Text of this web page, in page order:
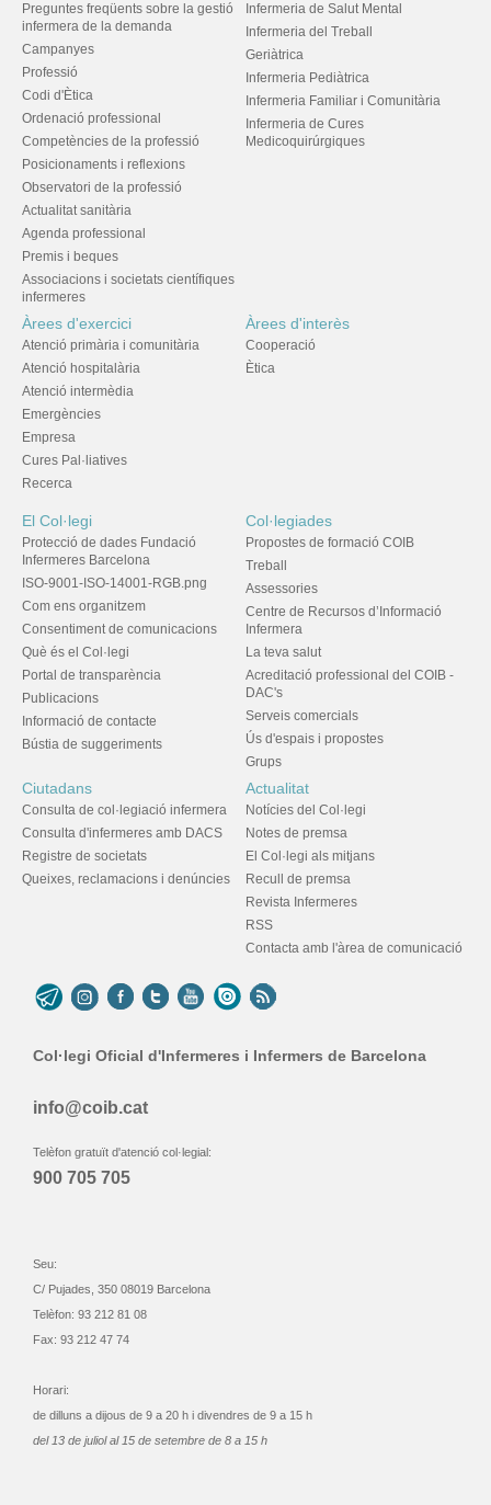
Preguntes freqüents sobre la gestió
infermera de la demanda
Campanyes
Professió
Codi d'Ètica
Ordenació professional
Competències de la professió
Posicionaments i reflexions
Observatori de la professió
Actualitat sanitària
Agenda professional
Premis i beques
Associacions i societats científiques
infermeres
Infermeria de Salut Mental
Infermeria del Treball
Geriàtrica
Infermeria Pediàtrica
Infermeria Familiar i Comunitària
Infermeria de Cures
Medicoquirúrgiques
Àrees d'exercici
Atenció primària i comunitària
Atenció hospitalària
Atenció intermèdia
Emergències
Empresa
Cures Pal·liatives
Recerca
Àrees d'interès
Cooperació
Ètica
El Col·legi
Protecció de dades Fundació
Infermeres Barcelona
ISO-9001-ISO-14001-RGB.png
Com ens organitzem
Consentiment de comunicacions
Què és el Col·legi
Portal de transparència
Publicacions
Informació de contacte
Bústia de suggeriments
Col·legiades
Propostes de formació COIB
Treball
Assessories
Centre de Recursos d’Informació
Infermera
La teva salut
Acreditació professional del COIB -
DAC's
Serveis comercials
Ús d'espais i propostes
Grups
Ciutadans
Consulta de col·legiació infermera
Consulta d'infermeres amb DACS
Registre de societats
Queixes, reclamacions i denúncies
Actualitat
Notícies del Col·legi
Notes de premsa
El Col·legi als mitjans
Recull de premsa
Revista Infermeres
RSS
Contacta amb l'àrea de comunicació
Col·legi Oficial d'Infermeres i Infermers de Barcelona
info@coib.cat
Telèfon gratuït d'atenció col·legial:
900 705 705
Seu:
C/ Pujades, 350 08019 Barcelona
Telèfon: 93 212 81 08
Fax: 93 212 47 74
Horari:
de dilluns a dijous de 9 a 20 h i divendres de 9 a 15 h
del 13 de juliol al 15 de setembre de 8 a 15 h